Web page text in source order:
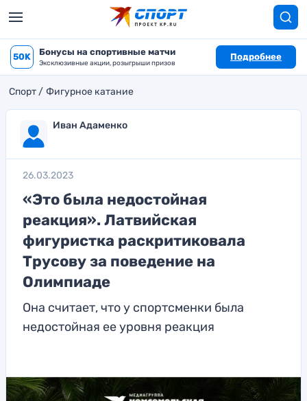
50K Бонусы на спортивные матчи
Эксклюзивные акции, розыгрыши призов
Подробнее
Спорт Фигурное катание
Иван Адаменко
26.03.2023
«Это была недостойная
реакция». Латвийская
фигуристка раскритиковала
Трусову за поведение на
Олимпиаде
Она считает, что у спортсменки была
недостойная ее уровня реакция